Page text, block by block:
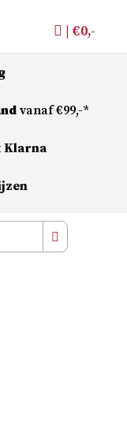
| €0,-
vanaf €99,-*
Klarna